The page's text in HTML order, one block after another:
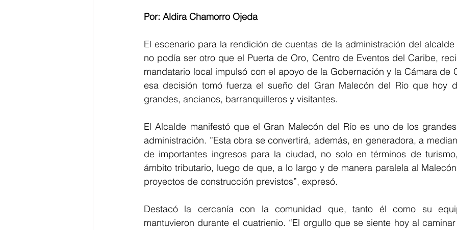
Por: Aldira Chamorro Ojeda
El escenario para la rendición de cuentas de la administración del alcalde
no podía ser otro que el Puerta de Oro, Centro de Eventos del Caribe,
mandatario local impulsó con el apoyo de la Gobernación y la Cámara de
esa decisión tomó fuerza el sueño del Gran Malecón del Río que hoy
grandes, ancianos, barranquilleros y visitantes.
El Alcalde manifestó que el Gran Malecón del Río es uno de los
administración. ”Esta obra se convertirá, además, en generadora, a
de importantes ingresos para la ciudad, no solo en términos de
ámbito tributario, luego de que, a lo largo y de manera paralela al
proyectos de construcción previstos”, expresó.
Destacó la cercanía con la comunidad que, tanto él como su
mantuvieron durante el cuatrienio. “El orgullo que se siente hoy al